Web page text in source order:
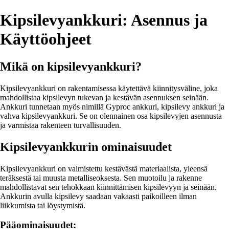
Kipsilevyankkuri: Asennus ja
Käyttöohjeet
Mikä on kipsilevyankkuri?
Kipsilevyankkuri on rakentamisessa käytettävä kiinnitysväline, joka
mahdollistaa kipsilevyn tukevan ja kestävän asennuksen seinään.
Ankkuri tunnetaan myös nimillä Gyproc ankkuri, kipsilevy ankkuri ja
vahva kipsilevyankkuri. Se on olennainen osa kipsilevyjen asennusta
ja varmistaa rakenteen turvallisuuden.
Kipsilevyankkurin ominaisuudet
Kipsilevyankkuri on valmistettu kestävästä materiaalista, yleensä
teräksestä tai muusta metalliseoksesta. Sen muotoilu ja rakenne
mahdollistavat sen tehokkaan kiinnittämisen kipsilevyyn ja seinään.
Ankkurin avulla kipsilevy saadaan vakaasti paikoilleen ilman
liikkumista tai löystymistä.
Pääominaisuudet: